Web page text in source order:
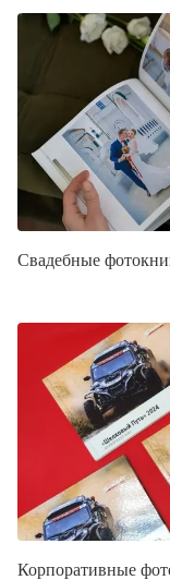
Свадебные
Корпоративные